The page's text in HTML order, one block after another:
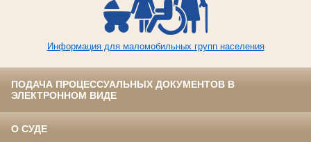
Информация для маломобильных групп населения
ПОДАЧА ПРОЦЕССУАЛЬНЫХ ДОКУМЕНТОВ В
ЭЛЕКТРОННОМ ВИДЕ
О СУДЕ